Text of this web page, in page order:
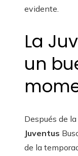
evidente.
La
un
Después de
Juventus
de la